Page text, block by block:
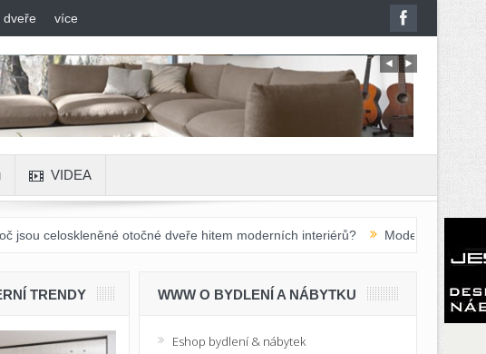
dveře více
VIDEA
otočné dveře hitem moderních interiérů? Moderní školní nábytek do
TRENDY WWW O BYDLENÍ A NÁBYTKU
Eshop bydlení & nábytek